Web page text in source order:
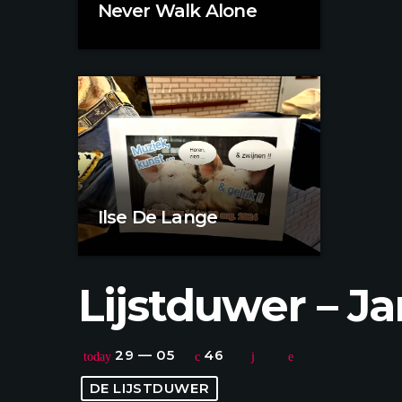
Never Walk Alone
Ilse De Lange
Lijstduwer –
today 29 — 05
46
DE LIJSTDUWER